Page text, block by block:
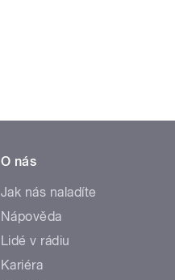
O nás
Jak nás naladíte
Nápověda
Lidé v rádiu
Kariéra